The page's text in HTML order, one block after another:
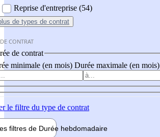
Reprise d'entreprise (54)
de types de contrat
CONTRAT
de contrat
minimale (en mois) Durée maximale (en mois)
le filtre du type de contrat
filtres de Durée hebdomadaire